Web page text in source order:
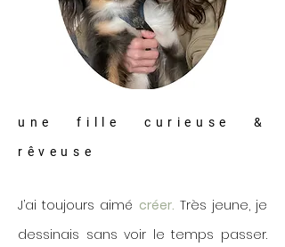
une fille curieuse &
rêveuse
J’ai toujours aimé créer. Très jeune, je
dessinais sans voir le temps passer.